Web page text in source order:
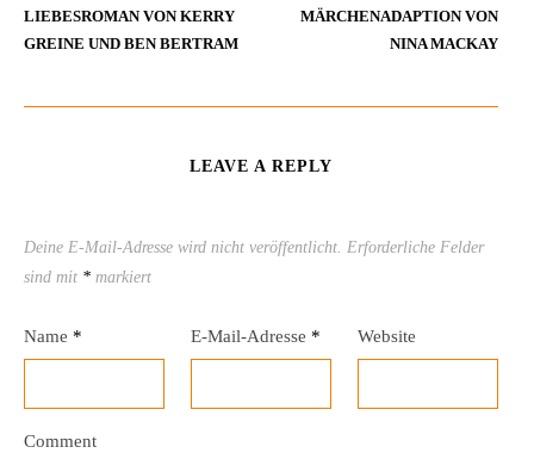
LIEBESROMAN VON KERRY
GREINE UND BEN BERTRAM
MÄRCHENADAPTION VON
NINA MACKAY
LEAVE A REPLY
Deine E-Mail-Adresse wird nicht veröffentlicht. Erforderliche Felder
sind mit * markiert
Name * E-Mail-Adresse * Website
Comment